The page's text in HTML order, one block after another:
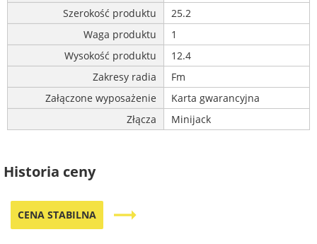
Szerokość produktu
25.2
Waga produktu
1
Wysokość produktu
12.4
Zakresy radia
Fm
Załączone wyposażenie
Karta gwarancyjna
Złącza
Minijack
Historia ceny
CENA STABILNA trending_flat